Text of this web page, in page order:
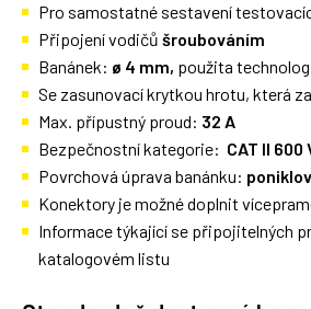
Pro samostatné sestavení
Připojení vodičů šroubováním
Banánek: ø 4 mm, použita
Se zasunovací krytkou hrotu, která
Max. přípustný proud: 32 A
Bezpečnostní kategorie: CAT II 600
Povrchová úprava banánku:
Konektory je možné doplnit
Informace týkající se připojitelných
katalogovém listu